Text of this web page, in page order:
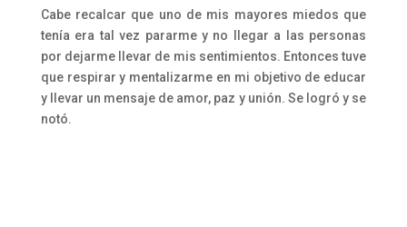
Cabe recalcar que uno de mis mayores miedos que
tenía era tal vez pararme y no llegar a las personas
por dejarme llevar de mis sentimientos. Entonces tuve
que respirar y mentalizarme en mi objetivo de educar
y llevar un mensaje de amor, paz y unión. Se logró y se
notó.